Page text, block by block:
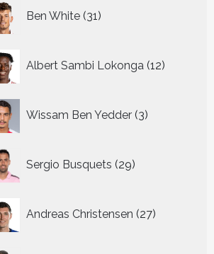
Ben White 31
producten
Albert Sambi Lokonga 12
Wissam Ben Yedder 3
producten
Sergio Busquets 29
producten
Andreas Christensen 27
producten